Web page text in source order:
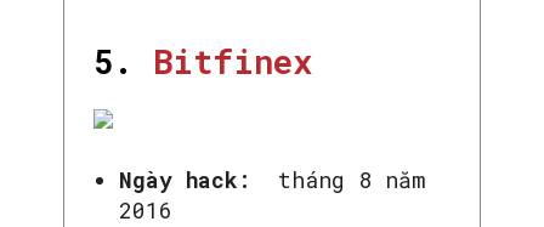
SEARCH...
5. Bitfinex
Ngày hack:
tháng 8 năm
2016